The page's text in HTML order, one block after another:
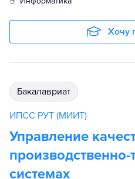
Хочу
бакалавриат
ИПСС РУТ (МИИТ)
Управление
производственно-
системах